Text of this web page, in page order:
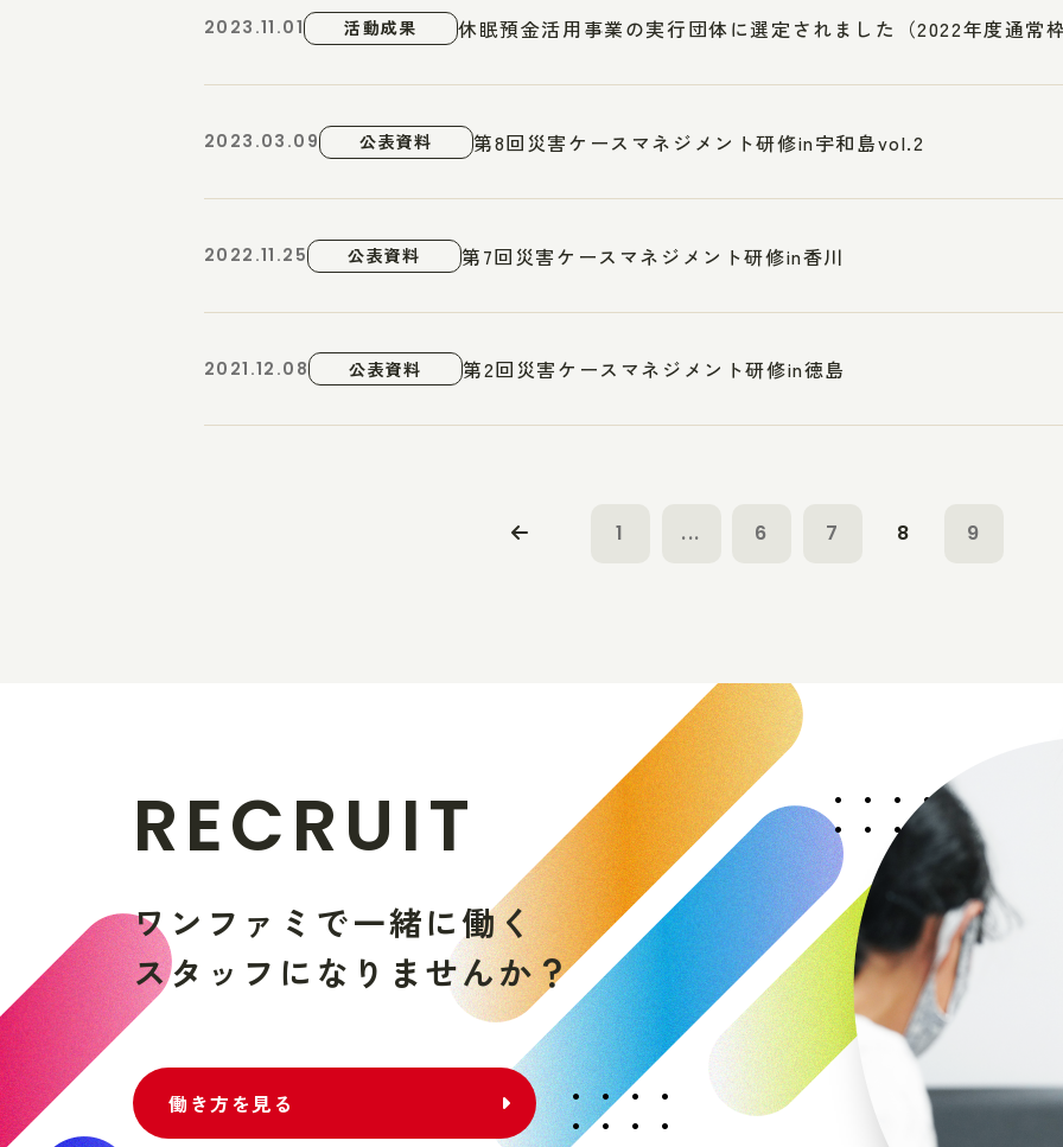
2023.11.01 活動成果 休眠預金活用事業の実行団体に選定されました（2022年度通常
2023.03.09 公表資料 第8回災害ケースマネジメント研修in宇和島vol.2
2022.11.25 公表資料 第7回災害ケースマネジメント研修in香川
2021.12.08 公表資料 第2回災害ケースマネジメント研修in徳島
1 ... 6 7 8 9
RECRUIT
ワ ン フ ァ ミ で一緒に働く
スタ ッ フ に な り ませんか？
働き方を見る